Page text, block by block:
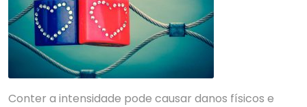
Conter a intensidade pode causar danos físicos e